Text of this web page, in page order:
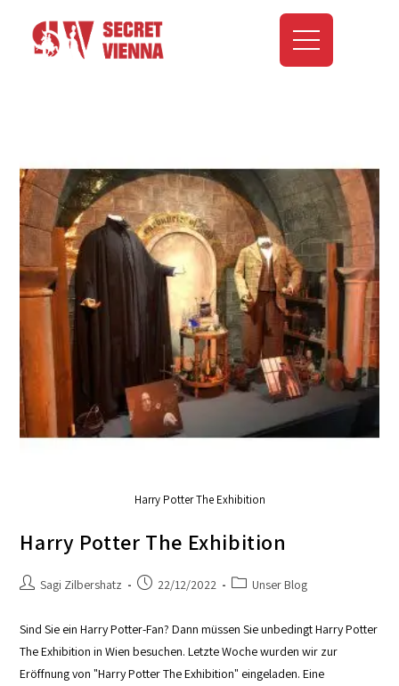
Harry Potter The Exhibition
Harry Potter The Exhibition
Sagi Zilbershatz 22/12/2022 Unser Blog
Sind Sie ein Harry Potter-Fan? Dann müssen Sie unbedingt Harry Potter
The Exhibition in Wien besuchen. Letzte Woche wurden wir zur
Eröffnung von "Harry Potter The Exhibition" eingeladen. Eine